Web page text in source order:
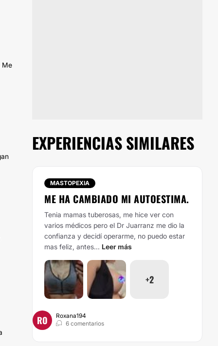
Me
EXPERIENCIAS SIMILARES
MASTOPEXIA
ME HA CAMBIADO MI AUTOESTIMA.
Tenia mamas tuberosas, me hice ver con
varios médicos pero el Dr Juarranz me dio la
confianza y decidí operarme, no puedo estar
mas feliz, antes... Leer más
+2
RO
Roxana194
6 comentarios